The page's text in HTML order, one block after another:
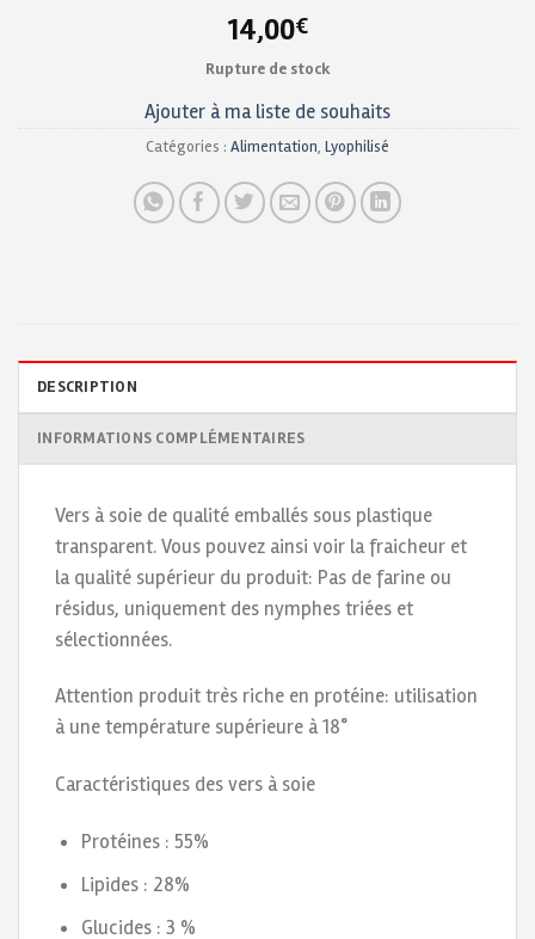
14,00€
Rupture de stock
Ajouter à ma liste de souhaits
Catégories : Alimentation, Lyophilisé
DESCRIPTION
INFORMATIONS COMPLÉMENTAIRES
Vers à soie de qualité emballés sous plastique
transparent. Vous pouvez ainsi voir la fraicheur et
la qualité supérieur du produit: Pas de farine ou
résidus, uniquement des nymphes triées et
sélectionnées.
Attention produit très riche en protéine: utilisation
à une température supérieure à 18°
Caractéristiques des vers à soie
Protéines : 55%
Lipides : 28%
Glucides : 3 %